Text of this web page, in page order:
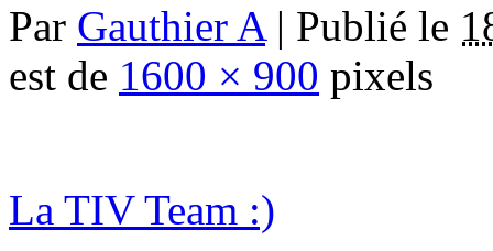
Par Gauthier A | Publié le
est de 1600 × 900 pixels
La TIV Team :)